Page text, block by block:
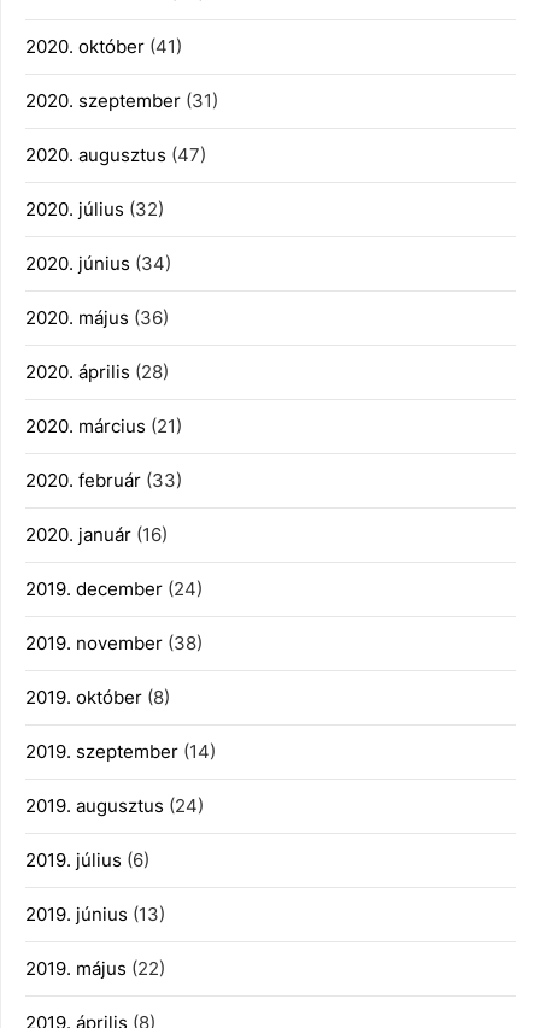
2020. október (41)
2020. szeptember (31)
2020. augusztus (47)
2020. július (32)
2020. június (34)
2020. május (36)
2020. április (28)
2020. március (21)
2020. február (33)
2020. január (16)
2019. december (24)
2019. november (38)
2019. október (8)
2019. szeptember (14)
2019. augusztus (24)
2019. július (6)
2019. június (13)
2019. május (22)
2019. április (8)